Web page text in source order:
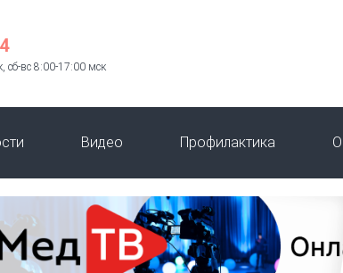
сб-вс 8:00-17:00 мск
Видео Профилактика